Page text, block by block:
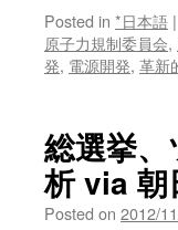
Posted in *日本語 |
原子力規制委員会,
発, 電源開発, 革新
総選挙
析 via 朝
Posted on 2012/